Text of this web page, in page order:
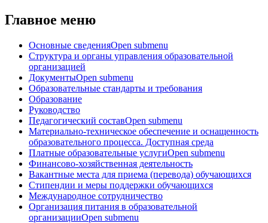
Главное меню
Основные сведенияOpen submenu
Структура и органы управления образовательной
организацией
ДокументыOpen submenu
Образовательные стандарты и требования
Образование
Руководство
Педагогический составOpen submenu
Материально-техническое обеспечение и оснащенность
образовательного процесса. Доступная среда
Платные образовательные услугиOpen submenu
Финансово-хозяйственная деятельность
Вакантные места для приема (перевода) обучающихся
Стипендии и меры поддержки обучающихся
Международное сотрудничество
Организация питания в образовательной
организацииOpen submenu